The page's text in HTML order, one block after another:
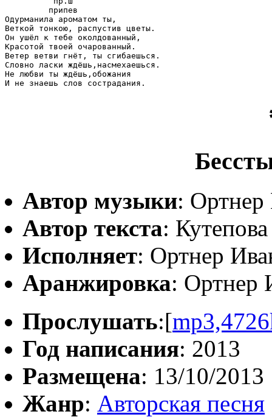
         припев
Одурманила ароматом ты,
Веткой тонкою, распустив цветы.
Он ушёл к тебе околдованный,
Красотой твоей очарованный.
Ветер ветви гнёт, ты сгибаешься.
Словно ласки ждёшь,насмехаешься.
Не любви ты ждёшь,обожания
Автор музыки: Ортнер
Автор текста:
Исполняет: Ортнер
Аранжировка: Ортнер
Прослушать:[
Год написания: 2013
Размещена: 13/10/2013
Жанр: Авторская песня